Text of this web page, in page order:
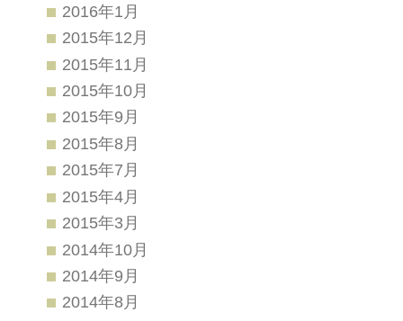
2016年1月
2015年12月
2015年11月
2015年10月
2015年9月
2015年8月
2015年7月
2015年4月
2015年3月
2014年10月
2014年9月
2014年8月